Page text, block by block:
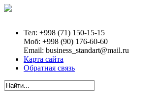
Тел: +998 (71) 150-15-15
Моб: +998 (90) 176-60-60
Email: business_standart@mail.ru
Карта сайта
Обратная связь